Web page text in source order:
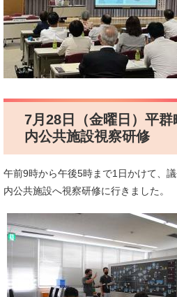
7月28日（金曜日）平
内公共施設視察研修
午前9時から午後5時まで1日かけて、
内公共施設へ視察研修に行きました。